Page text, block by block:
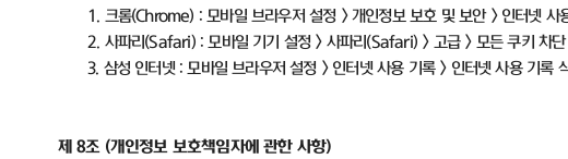
1. 크롬(Chrome) : 모바일 브라우저 설정>개인정보 보호 및 보안> 인터넷 사
2. 사파리 (Safari) : 모바일 기기 설정> 사파리 (Safari) > 고급> 모든 쿠키 차단
3. 삼성 인터넷: 모바일 브라우저 설정> 인터넷 사용 기록> 인터넷 사용 기록
제 8조 (개인정보 보호책임자에 관한 사항)